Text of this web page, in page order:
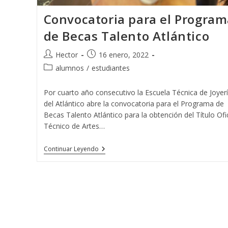
Convocatoria para el
de Becas Talento Atlántico
Autor
de
Hector
Publicación
de
16 enero, 2022
Categoría
la
entrada:
alumnos / estudiantes
Por cuarto año consecutivo la Escuela Técnica de
del Atlántico abre la convocatoria para el Programa de
Becas Talento Atlántico para la obtención del Título
Técnico de Artes…
Continuar LeyendoConvocatoria
Para